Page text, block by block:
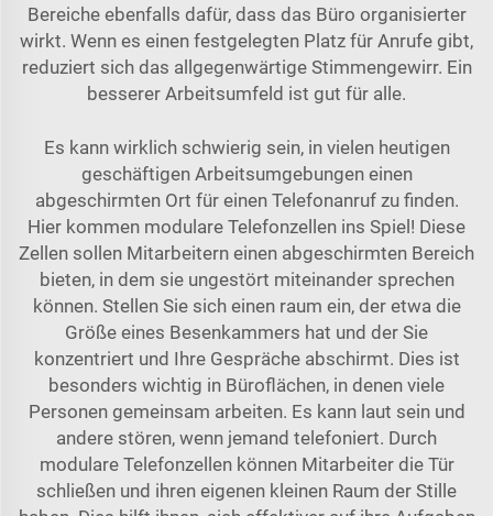
Bereiche ebenfalls dafür, dass das Büro organisierter
wirkt. Wenn es einen festgelegten Platz für Anrufe gibt,
reduziert sich das allgegenwärtige Stimmengewirr. Ein
besserer Arbeitsumfeld ist gut für alle.
Es kann wirklich schwierig sein, in vielen heutigen
geschäftigen Arbeitsumgebungen einen
abgeschirmten Ort für einen Telefonanruf zu finden.
Hier kommen modulare Telefonzellen ins Spiel! Diese
Zellen sollen Mitarbeitern einen abgeschirmten Bereich
bieten, in dem sie ungestört miteinander sprechen
können. Stellen Sie sich einen raum ein, der etwa die
Größe eines Besenkammers hat und der Sie
konzentriert und Ihre Gespräche abschirmt. Dies ist
besonders wichtig in Büroflächen, in denen viele
Personen gemeinsam arbeiten. Es kann laut sein und
andere stören, wenn jemand telefoniert. Durch
modulare Telefonzellen können Mitarbeiter die Tür
schließen und ihren eigenen kleinen Raum der Stille